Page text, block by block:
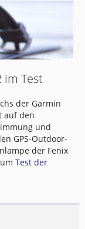
im Test
der Garmin
auf den
und
GPS-Outdoor-
der Fenix
Test der